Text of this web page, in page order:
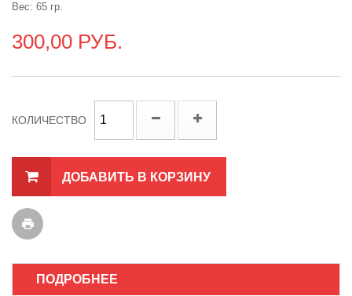
Вес: 65 гр.
300,00 РУБ.
КОЛИЧЕСТВО
ДОБАВИТЬ В КОРЗИНУ
ПОДРОБНЕЕ